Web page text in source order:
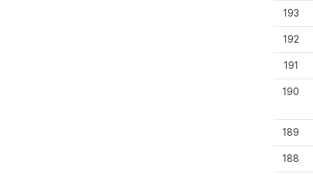
193
192
191
190
189
188